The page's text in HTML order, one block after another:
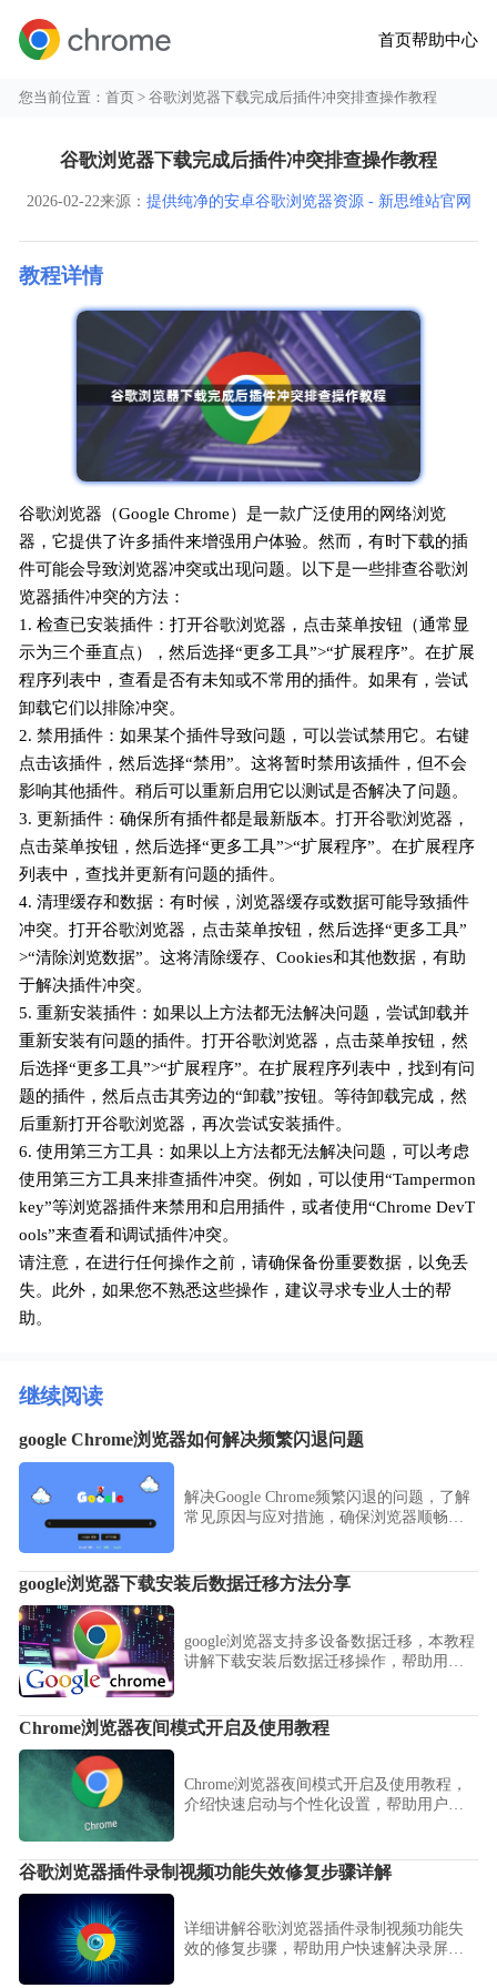
首页帮助中心
您当前位置：首页 > 谷歌浏览器下载完成后插件冲突排查操作教程
谷歌浏览器下载完成后插件冲突排查操作教程
2026-02-22来源： 提供纯净的安卓谷歌浏览器资源 - 新思维站官网
教程详情
谷歌浏览器（Google Chrome）是一款广泛使用的网络浏览
器，它提供了许多插件来增强用户体验。然而，有时下载的插
件可能会导致浏览器冲突或出现问题。以下是一些排查谷歌浏
览器插件冲突的方法：
1. 检查已安装插件：打开谷歌浏览器，点击菜单按钮（通常显
示为三个垂直点），然后选择“更多工具”>“扩展程序”。在扩展
程序列表中，查看是否有未知或不常用的插件。如果有，尝试
卸载它们以排除冲突。
2. 禁用插件：如果某个插件导致问题，可以尝试禁用它。右键
点击该插件，然后选择“禁用”。这将暂时禁用该插件，但不会
影响其他插件。稍后可以重新启用它以测试是否解决了问题。
3. 更新插件：确保所有插件都是最新版本。打开谷歌浏览器，
点击菜单按钮，然后选择“更多工具”>“扩展程序”。在扩展程序
列表中，查找并更新有问题的插件。
4. 清理缓存和数据：有时候，浏览器缓存或数据可能导致插件
冲突。打开谷歌浏览器，点击菜单按钮，然后选择“更多工具”
>“清除浏览数据”。这将清除缓存、Cookies和其他数据，有助
于解决插件冲突。
5. 重新安装插件：如果以上方法都无法解决问题，尝试卸载并
重新安装有问题的插件。打开谷歌浏览器，点击菜单按钮，然
后选择“更多工具”>“扩展程序”。在扩展程序列表中，找到有问
题的插件，然后点击其旁边的“卸载”按钮。等待卸载完成，然
后重新打开谷歌浏览器，再次尝试安装插件。
6. 使用第三方工具：如果以上方法都无法解决问题，可以考虑
使用第三方工具来排查插件冲突。例如，可以使用“Tampermon
key”等浏览器插件来禁用和启用插件，或者使用“Chrome DevT
ools”来查看和调试插件冲突。
请注意，在进行任何操作之前，请确保备份重要数据，以免丢
失。此外，如果您不熟悉这些操作，建议寻求专业人士的帮
助。
继续阅读
google Chrome浏览器如何解决频繁闪退问题
解决Google Chrome频繁闪退的问题，了解
常见原因与应对措施，确保浏览器顺畅运
google浏览器下载安装后数据迁移方法分享
google浏览器支持多设备数据迁移，本教程
讲解下载安装后数据迁移操作，帮助用户
Chrome浏览器夜间模式开启及使用教程
Chrome浏览器夜间模式开启及使用教程，
介绍快速启动与个性化设置，帮助用户在
谷歌浏览器插件录制视频功能失效修复步骤详解
详细讲解谷歌浏览器插件录制视频功能失
效的修复步骤，帮助用户快速解决录屏异